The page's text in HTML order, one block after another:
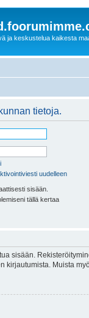
ja keskustelua kaikesta
tietoja.
uudelleen
sisään.
tällä kertaa
sisään.
kirjautumista. Muista